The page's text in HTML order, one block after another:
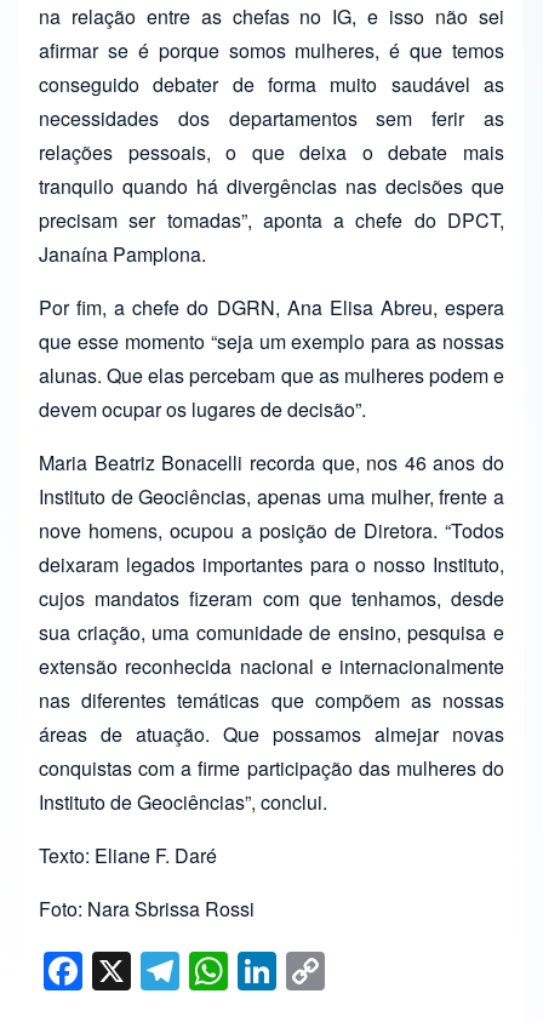
na relação entre as chefas no IG, e isso não sei
afirmar se é porque somos mulheres, é que temos
conseguido debater de forma muito saudável as
necessidades dos departamentos sem ferir as
relações pessoais, o que deixa o debate mais
tranquilo quando há divergências nas decisões que
precisam ser tomadas”, aponta a chefe do DPCT,
Janaína Pamplona.
Por fim, a chefe do DGRN, Ana Elisa Abreu, espera
que esse momento “seja um exemplo para as nossas
alunas. Que elas percebam que as mulheres podem e
devem ocupar os lugares de decisão”.
Maria Beatriz Bonacelli recorda que, nos 46 anos do
Instituto de Geociências, apenas uma mulher, frente a
nove homens, ocupou a posição de Diretora. “Todos
deixaram legados importantes para o nosso Instituto,
cujos mandatos fizeram com que tenhamos, desde
sua criação, uma comunidade de ensino, pesquisa e
extensão reconhecida nacional e internacionalmente
nas diferentes temáticas que compõem as nossas
áreas de atuação. Que possamos almejar novas
conquistas com a firme participação das mulheres do
Instituto de Geociências”, conclui.
Texto: Eliane F. Daré
Foto: Nara Sbrissa Rossi
F
a
X T
el
W
h
Li
n